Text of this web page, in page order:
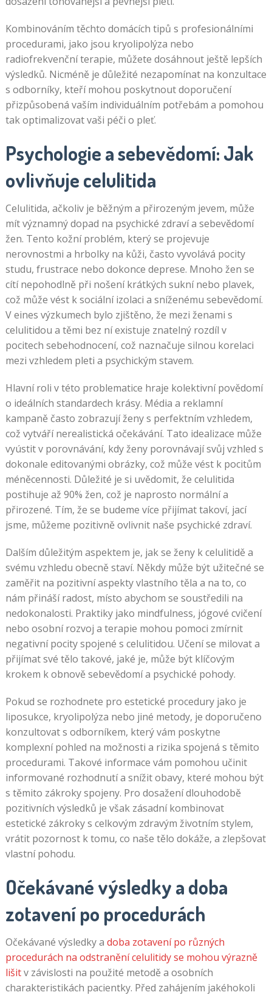
Kombinováním těchto domácích tipů s profesionálními
procedurami, jako jsou kryolipolýza nebo
radiofrekvenční terapie, můžete dosáhnout ještě lepších
výsledků. Nicméně je důležité nezapomínat na konzultace
s odborníky, kteří mohou poskytnout doporučení
přizpůsobená vaším individuálním potřebám a pomohou
tak optimalizovat vaši péči o pleť.
Psychologie a sebevědomí: Jak
ovlivňuje celulitida
Celulitida, ačkoliv je běžným a přirozeným jevem, může
mít významný dopad na psychické zdraví a sebevědomí
žen. Tento kožní problém, který se projevuje
nerovnostmi a hrbolky na kůži, často vyvolává pocity
studu, frustrace nebo dokonce deprese. Mnoho žen se
cítí nepohodlně při nošení krátkých sukní nebo plavek,
což může vést k sociální izolaci a sníženému sebevědomí.
V eines výzkumech bylo zjištěno, že mezi ženami s
celulitidou a těmi bez ní existuje znatelný rozdíl v
pocitech sebehodnocení, což naznačuje silnou korelaci
mezi vzhledem pleti a psychickým stavem.
Hlavní roli v této problematice hraje kolektivní povědomí
o ideálních standardech krásy. Média a reklamní
kampaně často zobrazují ženy s perfektním vzhledem,
což vytváří nerealistická očekávání. Tato idealizace může
vyústit v porovnávání, kdy ženy porovnávají svůj vzhled s
dokonale editovanými obrázky, což může vést k pocitům
méněcennosti. Důležité je si uvědomit, že celulitida
postihuje až 90% žen, což je naprosto normální a
přirozené. Tím, že se budeme více přijímat takoví, jací
jsme, můžeme pozitivně ovlivnit naše psychické zdraví.
Dalším důležitým aspektem je, jak se ženy k celulitidě a
svému vzhledu obecně staví. Někdy může být užitečné se
zaměřit na pozitivní aspekty vlastního těla a na to, co
nám přináší radost, místo abychom se soustředili na
nedokonalosti. Praktiky jako mindfulness, jógové cvičení
nebo osobní rozvoj a terapie mohou pomoci zmírnit
negativní pocity spojené s celulitidou. Učení se milovat a
přijímat své tělo takové, jaké je, může být klíčovým
krokem k obnově sebevědomí a psychické pohody.
Pokud se rozhodnete pro estetické procedury jako je
liposukce, kryolipolýza nebo jiné metody, je doporučeno
konzultovat s odborníkem, který vám poskytne
komplexní pohled na možnosti a rizika spojená s těmito
procedurami. Takové informace vám pomohou učinit
informované rozhodnutí a snížit obavy, které mohou být
s těmito zákroky spojeny. Pro dosažení dlouhodobě
pozitivních výsledků je však zásadní kombinovat
estetické zákroky s celkovým zdravým životním stylem,
vrátit pozornost k tomu, co naše tělo dokáže, a zlepšovat
vlastní pohodu.
Očekávané výsledky a doba
zotavení po procedurách
Očekávané výsledky a doba zotavení po různých
procedurách na odstranění celulitidy se mohou výrazně
lišitv závislosti na použité metodě a osobních
charakteristikách pacientky. Před zahájením jakéhokoli